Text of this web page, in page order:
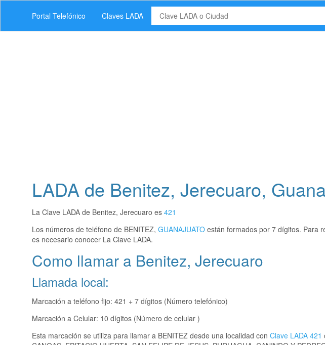
Portal Telefónico Claves LADA
LADA de Benitez, Jerecuaro,
La Clave LADA de Benitez, Jerecuaro es 421
Los números de teléfono de BENITEZ, GUANAJUATO están formados por 7 dígitos. Para
es necesario conocer La Clave LADA.
Como llamar a Benitez, Jerecuaro
Llamada local:
Marcación a teléfono fijo: 421 + 7 dígitos (Número telefónico)
Marcación a Celular: 10 dígitos (Número de celular )
Esta marcación se utiliza para llamar a BENITEZ desde una localidad con Clave LADA 421